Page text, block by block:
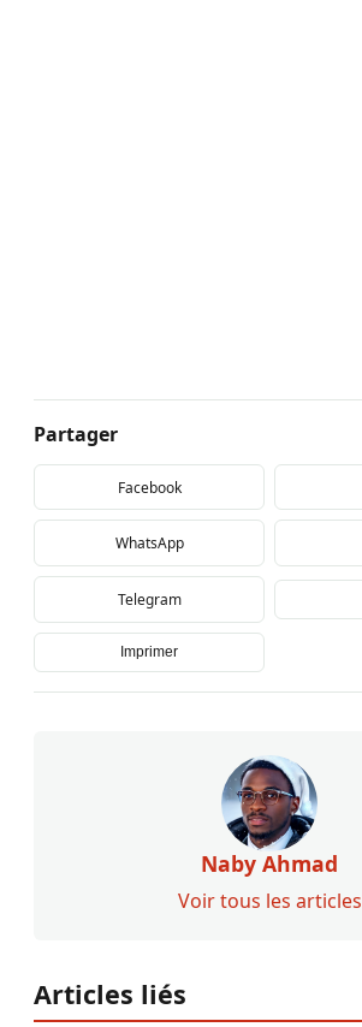
Partager
Facebook
WhatsApp
Telegram
Imprimer
Naby Ahmad
Voir tous les articles
Articles liés